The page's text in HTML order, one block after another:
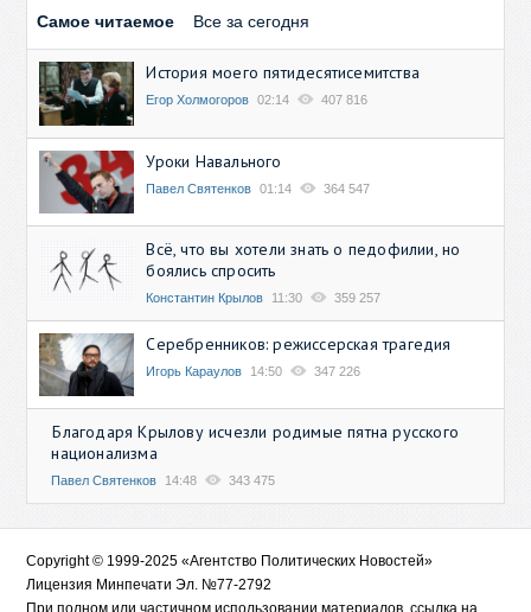
Самое читаемое Все за сегодня
История моего пятидесятисемитства
Егор Холмогоров 02:14 407 816
Уроки Навального
Павел Святенков 01:14 364 547
Всё, что вы хотели знать о педофилии, но
боялись спросить
Константин Крылов 11:30 359 257
Серебренников: режиссерская трагедия
Игорь Караулов 14:50 347 226
Благодаря Крылову исчезли родимые пятна русского
национализма
Павел Святенков 14:48 343 475
Copyright © 1999-2025 «Агентство Политических Новостей»
Лицензия Минпечати Эл. №77-2792